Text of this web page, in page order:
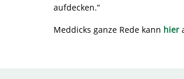
aufdecken.“
Meddicks ganze Rede kann hier